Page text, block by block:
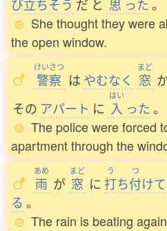
び立ちそう だ と 思 った。
She thought they were
the open window.
けいさつ
警察 は やむなく
まど
窓
その アパート に
はい
入 った。
The police were forced
apartment through the
あめ
雨 が
まど
窓 に
う
打ち
つ
付け
る 。
The rain is beating